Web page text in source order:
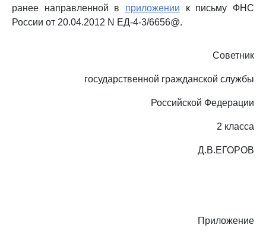
ранее направленной в приложении к письму ФНС
России от 20.04.2012 N ЕД-4-3/6656@.
Советник
государственной гражданской службы
Российской Федерации
2 класса
Д.В.ЕГОРОВ
Приложение